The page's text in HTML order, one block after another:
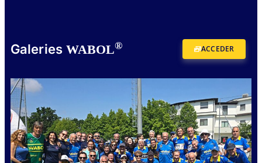
Galeries WABOL® ACCEDER